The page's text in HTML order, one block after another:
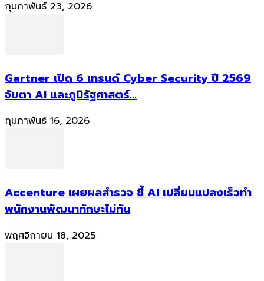
กุมภาพันธ์ 23, 2026
Gartner เปิด 6 เทรนด์ Cyber Security ปี 2569
จับตา AI และภูมิรัฐศาสตร์...
กุมภาพันธ์ 16, 2026
Accenture เผยผลสำรวจ ชี้ AI เปลี่ยนแปลงเร็วทำ
พนักงานพัฒนาทักษะไม่ทัน
พฤศจิกายน 18, 2025